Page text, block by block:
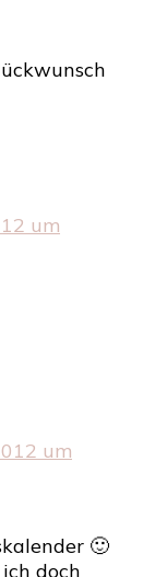
um
um
🙂
doch